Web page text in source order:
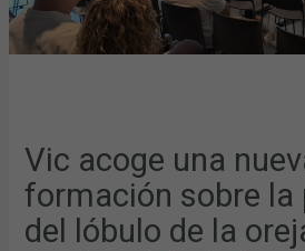
Vic acoge una
formación sobre la
del lóbulo de la